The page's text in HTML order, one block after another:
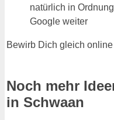
natürlich in
Google weiter
Bewirb Dich gleich
Noch mehr
in Schwaan